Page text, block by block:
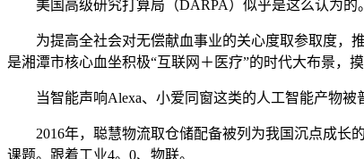
美国高级研究打算局（DARPA）似乎是这么认为的
为提高全社会对无偿献血事业的关心度取参取度，推
是湘潭市核心血坐积极“互联网＋医疗”的时代大布景，
当智能声响Alexa、小爱同窗这类的人工智能产物被
2016年，聪慧物流取仓储配备被列为我国沉点成长的
课题。跟着工业4。0、物联。